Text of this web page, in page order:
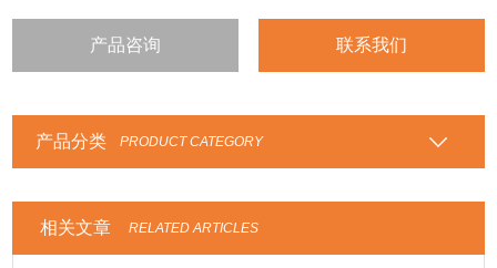
产品咨询 联系我们
产品分类 PRODUCT CATEGORY
相关文章 RELATED ARTICLES